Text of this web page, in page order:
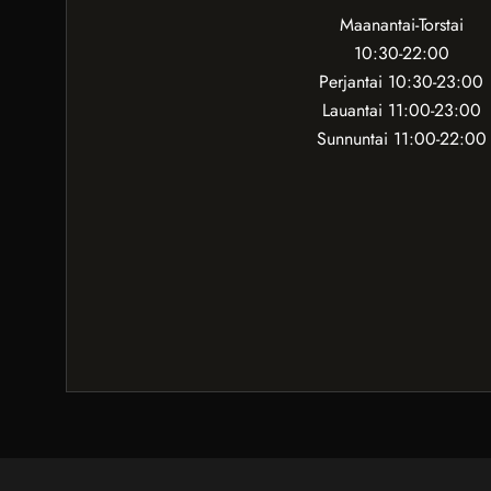
Maanantai-Torstai
10:30-22:00
Perjantai 10:30-23:00
Lauantai 11:00-23:00
Sunnuntai 11:00-22:00